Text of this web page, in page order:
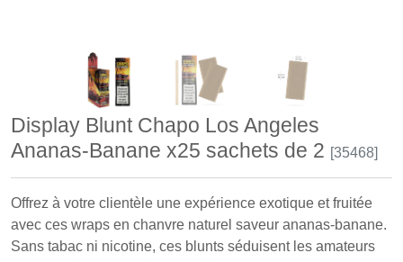
Display Blunt Chapo Los Angeles
Ananas-Banane x25 sachets de 2 [35468]
Offrez à votre clientèle une expérience exotique et fruitée
avec ces wraps en chanvre naturel saveur ananas-banane.
Sans tabac ni nicotine, ces blunts séduisent les amateurs